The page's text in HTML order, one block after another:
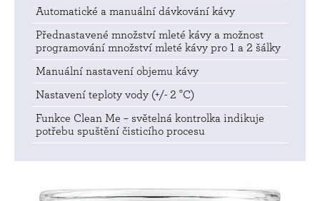
Automatické a manuální dávkování kávy
Přednastavené množství mleté kávy a možnost
programování množství mleté kávy pro 1 a 2 šálky
Manuální nastavení objemu kávy
Nastavení teploty vody (+/- 2 °C)
Funkce Clean Me – světelná kontrolka indikuje
potřebu spuštění čisticího procesu